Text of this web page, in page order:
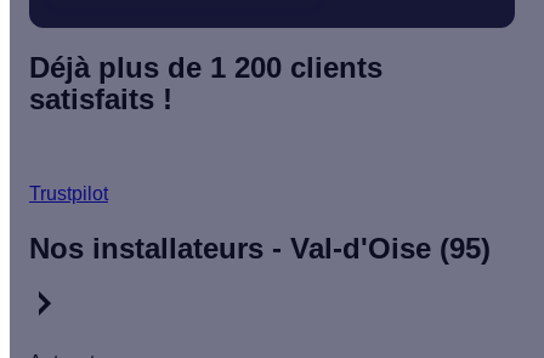
Déjà plus de 1 200 clients
satisfaits !
Trustpilot
Nos installateurs - Val-d'Oise (95)